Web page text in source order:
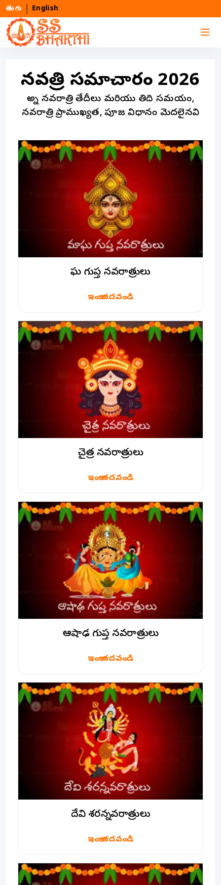
తెలుగు English
నవరాత్రి సమాచారం 2026
అన్ని నవరాత్రి తేదీలు మరియు తిది సమయం,
నవరాత్రి ప్రాముఖ్యత, పూజ విధానం మెదలైనవి
మాఘ గుప్త నవరాత్రులు
ఇంకా చదవండి
చైత్ర నవరాత్రులు
ఇంకా చదవండి
ఆషాఢ గుప్త నవరాత్రులు
ఇంకా చదవండి
దేవి శరన్నవరాత్రులు
ఇంకా చదవండి